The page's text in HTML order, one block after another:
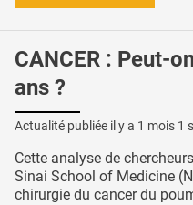
CANCER : Peut-
ans ?
Actualité publiée il y a 1 mois 1
Cette analyse de
Sinai School of Medicine
chirurgie du cancer du